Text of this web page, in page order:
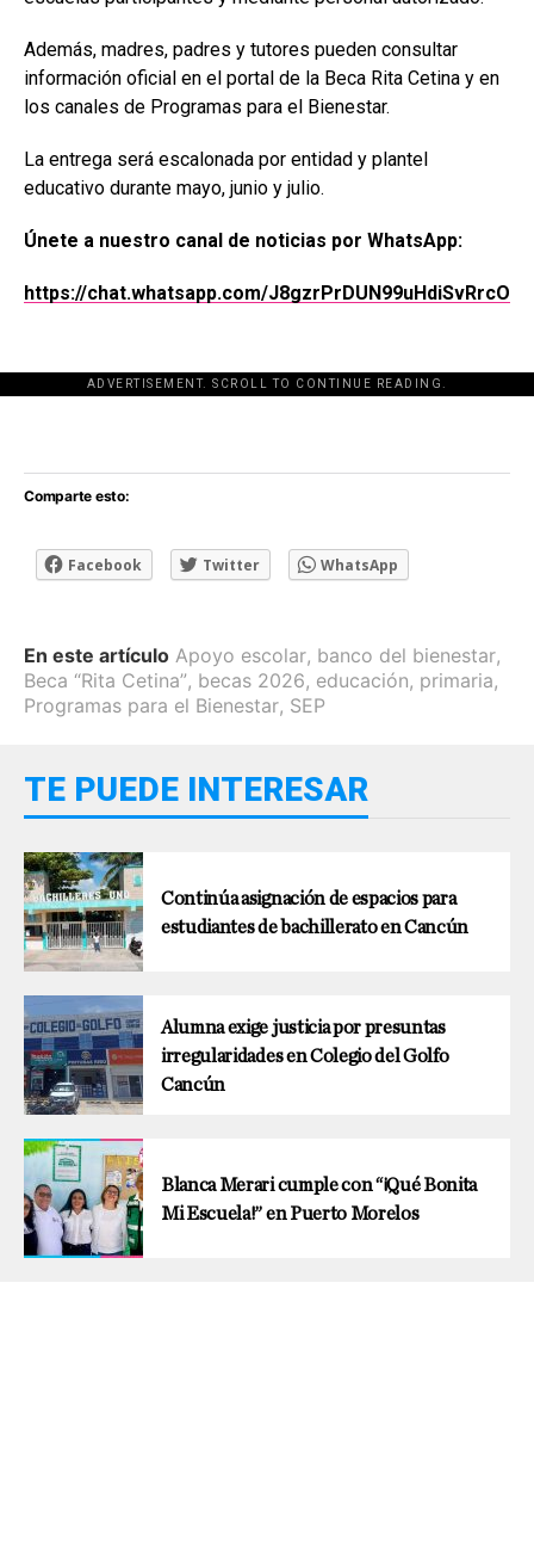
Además, madres, padres y tutores pueden consultar
información oficial en el portal de la Beca Rita Cetina y en
los canales de Programas para el Bienestar.
La entrega será escalonada por entidad y plantel
educativo durante mayo, junio y julio.
Únete a nuestro canal de noticias por WhatsApp:
https://chat.whatsapp.com/J8gzrPrDUN99uHdiSvRrcO
ADVERTISEMENT. SCROLL TO CONTINUE READING.
[adsforwp id="243463"]
Comparte esto:
Facebook Twitter WhatsApp
En este artículo Apoyo escolar, banco del bienestar,
Beca “Rita Cetina”, becas 2026, educación, primaria,
Programas para el Bienestar, SEP
TE PUEDE INTERESAR
Continúa asignación de espacios para
estudiantes de bachillerato en Cancún
Alumna exige justicia por presuntas
irregularidades en Colegio del Golfo
Cancún
Blanca Merari cumple con “¡Qué Bonita
Mi Escuela!” en Puerto Morelos